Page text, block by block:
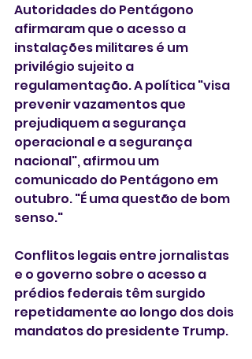
Autoridades do Pentágono
afirmaram que o acesso a
instalações militares é um
privilégio sujeito a
regulamentação. A política "visa
prevenir vazamentos que
prejudiquem a segurança
operacional e a segurança
nacional", afirmou um
comunicado do Pentágono em
outubro. "É uma questão de bom
senso."
Conflitos legais entre jornalistas
e o governo sobre o acesso a
prédios federais têm surgido
repetidamente ao longo dos dois
mandatos do presidente Trump.